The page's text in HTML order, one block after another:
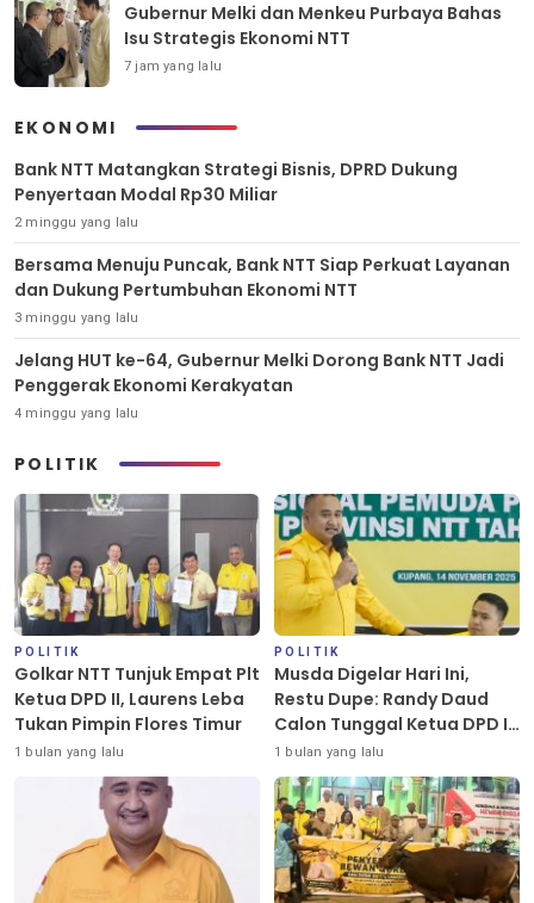
Gubernur Melki dan Menkeu Purbaya Bahas
Isu Strategis Ekonomi NTT
7 jam yang lalu
EKONOMI
Bank NTT Matangkan Strategi Bisnis, DPRD Dukung
Penyertaan Modal Rp30 Miliar
2 minggu yang lalu
Bersama Menuju Puncak, Bank NTT Siap Perkuat Layanan
dan Dukung Pertumbuhan Ekonomi NTT
3 minggu yang lalu
Jelang HUT ke-64, Gubernur Melki Dorong Bank NTT Jadi
Penggerak Ekonomi Kerakyatan
4 minggu yang lalu
POLITIK
POLITIK
Golkar NTT Tunjuk Empat Plt
Ketua DPD II, Laurens Leba
Tukan Pimpin Flores Timur
1 bulan yang lalu
POLITIK
Musda Digelar Hari Ini,
Restu Dupe: Randy Daud
Calon Tunggal Ketua DPD II
Golkar Kota Kupang
1 bulan yang lalu